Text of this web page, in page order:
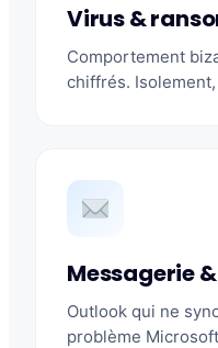
Virus &
Comportement
chiffrés.
Messagerie
Outlook qui ne
problème